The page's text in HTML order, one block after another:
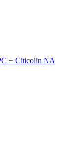
+ Citicolin NA